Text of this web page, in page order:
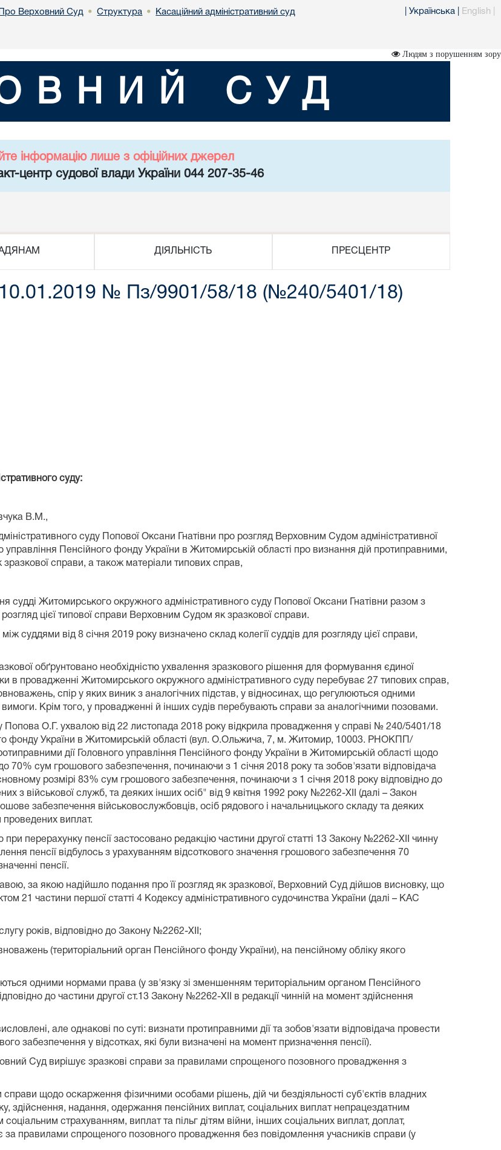
Про Верховний Суд • Структура • Касаційний адміністративний суд Українська English
Людям з порушенням зору
СУД
інформацію лише з офіційних джерел
центр судової влади України 044 207-35-46
ДІЯЛЬНІСТЬ ПРЕСЦЕНТР
10.01.2019 № Пз/9901/58/18 (№240/5401/18)
суду:
В.М.,
суду Попової Оксани Гнатівни про розгляд Верховним Судом адміністративної
Пенсійного фонду України в Житомирській області про визнання дій протиправними,
зразкової справи, а також матеріали типових справ,
судді Житомирського окружного адміністративного суду Попової Оксани Гнатівни разом з
цієї типової справи Верховним Судом як зразкової справи.
суддями від 8 січня 2019 року визначено склад колегії суддів для розгляду цієї справи,
обґрунтовано необхідністю ухвалення зразкового рішення для формування єдиної
в провадженні Житомирського окружного адміністративного суду перебуває 27 типових справ,
спір у яких виник з аналогічних підстав, у відносинах, що регулюються одними
Крім того, у провадженні й інших судів перебувають справи за аналогічними позовами.
О.Г. ухвалою від 22 листопада 2018 року відкрила провадження у справі № 240/5401/18
фонду України в Житомирській області (вул. О.Ольжича, 7, м. Житомир, 10003. РНОКПП/
дії Головного управління Пенсійного фонду України в Житомирській області щодо
70% сум грошового забезпечення, починаючи з 1 січня 2018 року та зобов'язати відповідача
розмірі 83% сум грошового забезпечення, починаючи з 1 січня 2018 року відповідно до
з військової служб, та деяких інших осіб" від 9 квітня 1992 року №2262-ХІІ (далі – Закон
забезпечення військовослужбовців, осіб рядового і начальницького складу та деяких
виплат.
перерахунку пенсії застосовано редакцію частини другої статті 13 Закону №2262-ХІІ чинну
пенсії відбулось з урахуванням відсоткового значення грошового забезпечення 70
пенсії.
за якою надійшло подання про її розгляд як зразкової, Верховний Суд дійшов висновку, що
21 частини першої статті 4 Кодексу адміністративного судочинства України (далі – КАС
років, відповідно до Закону №2262-ХІІ;
(територіальний орган Пенсійного фонду України), на пенсійному обліку якого
одними нормами права (у зв'язку зі зменшенням територіальним органом Пенсійного
до частини другої ст.13 Закону №2262-ХІІ в редакції чинній на момент здійснення
але однакові по суті: визнати протиправними дії та зобов'язати відповідача провести
забезпечення у відсотках, які були визначені на момент призначення пенсії).
Суд вирішує зразкові справи за правилами спрощеного позовного провадження з
справи щодо оскарження фізичними особами рішень, дій чи бездіяльності суб'єктів владних
здійснення, надання, одержання пенсійних виплат, соціальних виплат непрацездатним
страхуванням, виплат та пільг дітям війни, інших соціальних виплат, доплат,
за правилами спрощеного позовного провадження без повідомлення учасників справи (у